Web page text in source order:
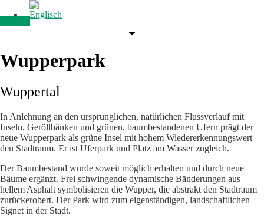
Wupperpark
Wuppertal
In Anlehnung an den ursprünglichen, natürlichen Flussverlauf mit
Inseln, Geröllbänken und grünen, baumbestandenen Ufern prägt der
neue Wupperpark als grüne Insel mit hohem Wiedererkennungswert
den Stadtraum. Er ist Uferpark und Platz am Wasser zugleich.
Der Baumbestand wurde soweit möglich erhalten und durch neue
Bäume ergänzt. Frei schwingende dynamische Bänderungen aus
hellem Asphalt symbolisieren die Wupper, die abstrakt den Stadtraum
zurückerobert. Der Park wird zum eigenständigen, landschaftlichen
Signet in der Stadt.